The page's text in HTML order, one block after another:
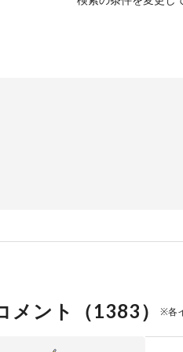
メント（1383） ※各